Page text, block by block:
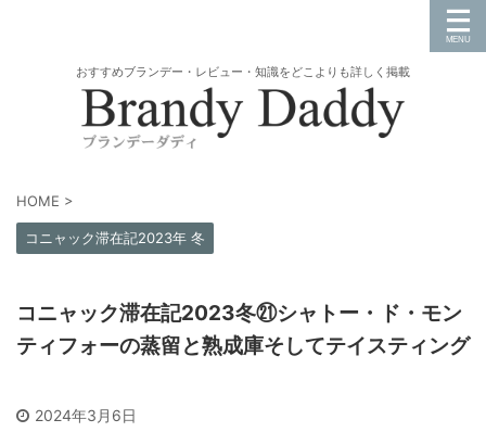
おすすめブランデー・レビュー・知識をどこよりも詳しく掲載
HOME >
コニャック滞在記2023年 冬
コニャック滞在記2023冬㉑シャトー・ド・モン
ティフォーの蒸留と熟成庫そしてテイスティング
2024年3月6日